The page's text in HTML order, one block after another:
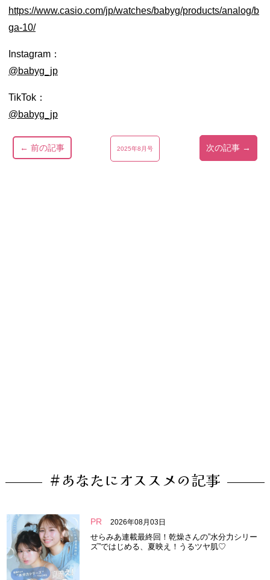
https://www.casio.com/jp/watches/babyg/products/analog/b
ga-10/
Instagram：
@babyg_jp
TikTok：
@babyg_jp
← 前の記事 2025年8月号 次の記事 →
#あなたにオススメの記事
PR 2026年08月03日
せらみあ連載最終回！乾燥さんの”水分力シリー
ズ”ではじめる、夏映え！うるツヤ肌♡